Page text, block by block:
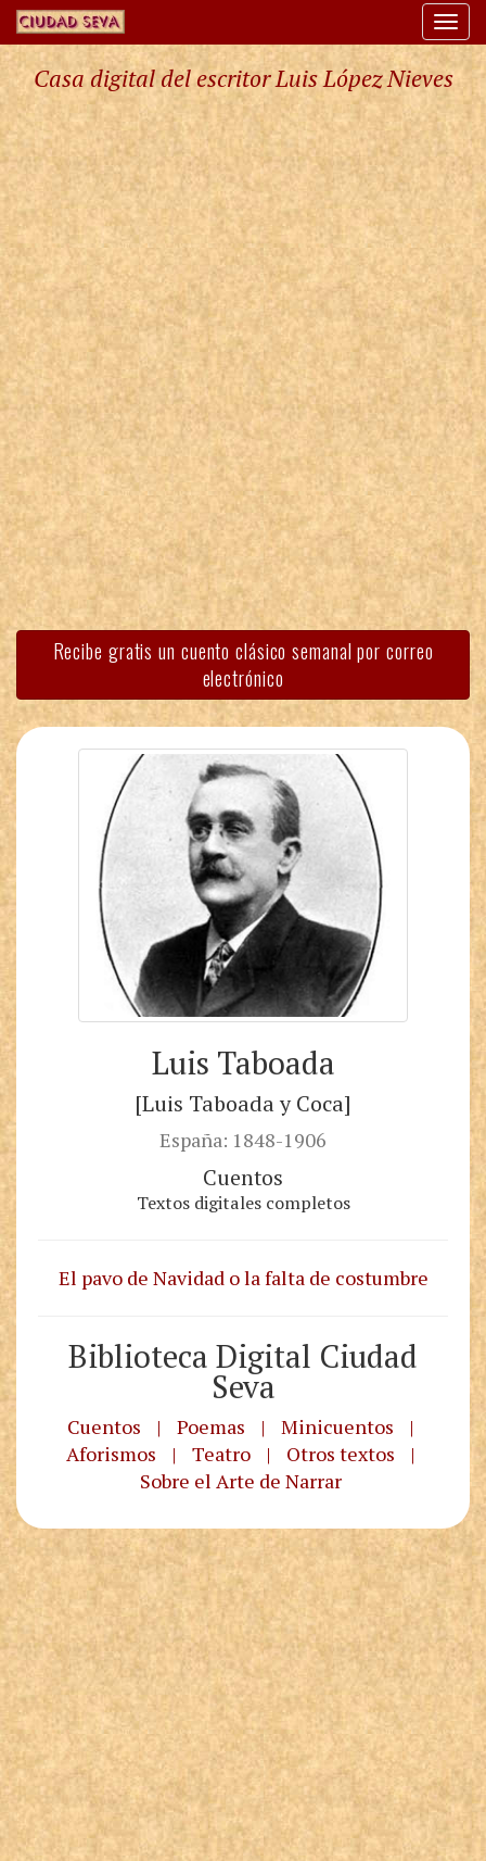
Casa digital del escritor Luis López Nieves
Recibe gratis un cuento clásico semanal por correo
electrónico
Luis Taboada
[Luis Taboada y Coca]
España: 1848-1906
Cuentos
Textos digitales completos
El pavo de Navidad o la falta de costumbre
Biblioteca Digital Ciudad
Seva
Cuentos | Poemas | Minicuentos
|
Aforismos
| Teatro | Otros textos
|
Sobre el Arte de Narrar